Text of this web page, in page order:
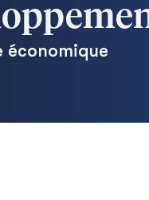
économique